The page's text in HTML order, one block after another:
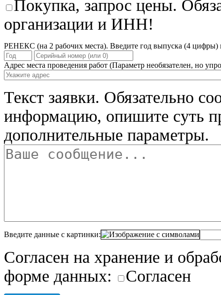
Покупка, запрос цены.
организации и ИНН!
РЕНЕКС (на 2 рабочих места). Введите год выпуска (4 цифры)
Адрес места проведения работ (Параметр необязателен, но
Текст заявки. Обязательно
информацию, опишите суть
дополнительные параметры.
Введите данные с картинки:
Согласен на хранение и
форме данных:
Согласен